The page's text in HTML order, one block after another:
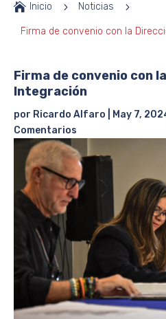
 Inicio 5 Noticias 5
Firma de convenio con la
Firma de convenio con
Integración
por Ricardo Alfaro May 7,
Comentarios